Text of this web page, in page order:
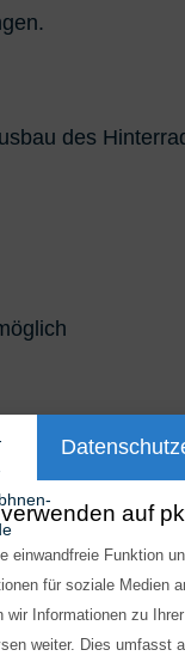
des
sollte
auf
einwandfreie Funktion
für soziale Medien
wir Informationen zu
weiter. Dies umfasst